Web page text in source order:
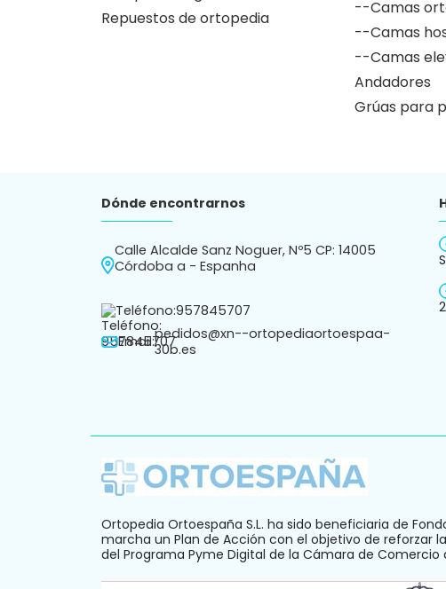
Repuestos de ortopedia
--Camas
--Camas
--Camas
Andadores
Grúas para
Dónde encontrarnos
Calle Alcalde Sanz Noguer, Nº5 CP: 14005
Córdoba a - Espanha
Teléfono:957845707
Email:pedidos@xn--ortopediaortoespaa-
30b.es
Ortopedia Ortoespaña S.L. ha sido beneficiaria de
marcha un Plan de Acción con el objetivo de reforzar
del Programa Pyme Digital de la Cámara de Comercio